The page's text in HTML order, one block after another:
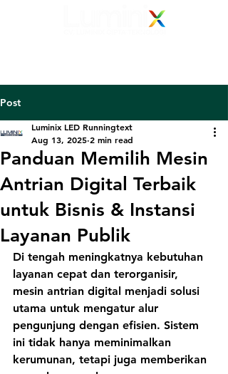
Post
Panduan Memilih Mesin
Antrian Digital Terbaik
untuk Bisnis & Instansi
Layanan Publik
Luminix LED Runningtext
Aug 13, 2025 2 min read
Di tengah meningkatnya kebutuhan
layanan cepat dan terorganisir,
mesin antrian digital menjadi solusi
utama untuk mengatur alur
pengunjung dengan efisien. Sistem
ini tidak hanya meminimalkan
kerumunan, tetapi juga memberikan